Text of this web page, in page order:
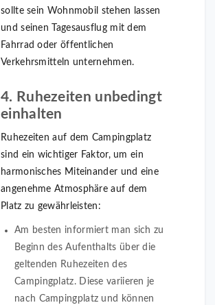
sollte sein Wohnmobil stehen lassen
und seinen Tagesausflug mit dem
Fahrrad oder öffentlichen
Verkehrsmitteln unternehmen.
4. Ruhezeiten unbedingt
einhalten
Ruhezeiten auf dem Campingplatz
sind ein wichtiger Faktor, um ein
harmonisches Miteinander und eine
angenehme Atmosphäre auf dem
Platz zu gewährleisten:
Am besten informiert man sich zu
Beginn des Aufenthalts über die
geltenden Ruhezeiten des
Campingplatz. Diese variieren je
nach Campingplatz und können